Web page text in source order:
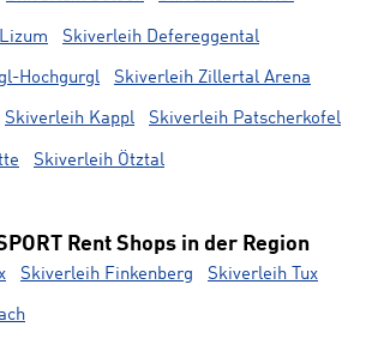
Skiverleih Defereggental
Hochgurgl Skiverleih Zillertal Arena
Skiverleih Kappl Skiverleih Patscherkofel
Skiverleih Ötztal
Rent Shops in der Region
Skiverleih Finkenberg Skiverleih Tux